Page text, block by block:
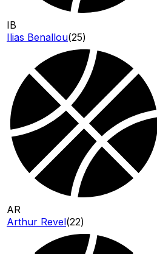
IB
Ilias Benallou(25)
AR
Arthur Revel(22)